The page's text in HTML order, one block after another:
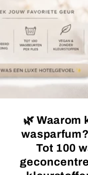
c
i
e
:
🌿 Waarom
Tot 100